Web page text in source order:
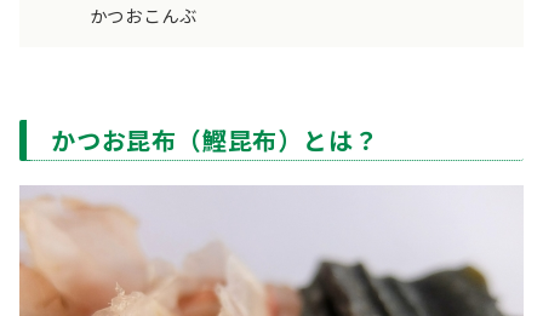
かつおこんぶ
かつお昆布（鰹昆布）とは？